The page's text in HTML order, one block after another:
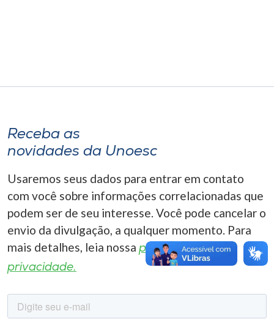
Selecione
o idioma
Receba as
novidades da Unoesc
Usaremos seus dados para entrar em contato
com você sobre informações correlacionadas que
podem ser de seu interesse. Você pode cancelar o
envio da divulgação, a qualquer momento. Para
mais detalhes, leia nossa política de
privacidade.